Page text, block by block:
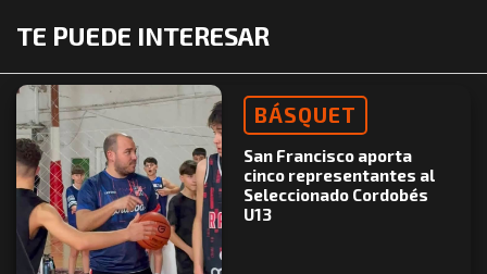
TE PUEDE INTERESAR
BÁSQUET
San Francisco aporta
cinco representantes al
Seleccionado Cordobés
U13